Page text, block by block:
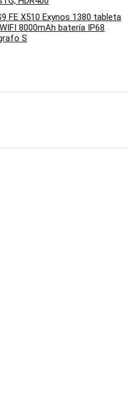
FE X510 Exynos 1380 tableta
8000mAh batería IP68
S